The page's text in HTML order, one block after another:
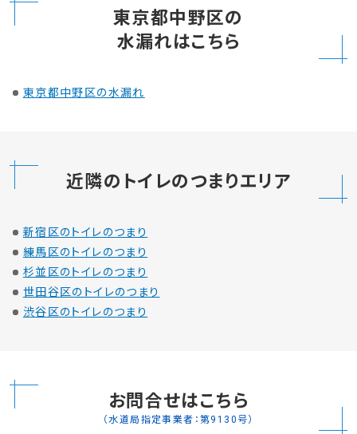
東京都中野区の
水漏れはこちら
東京都中野区の水漏れ
近隣のトイレのつまりエリア
新宿区のトイレのつまり
練馬区のトイレのつまり
杉並区のトイレのつまり
世田谷区のトイレのつまり
渋谷区のトイレのつまり
お問合せはこちら
（水道局指定事業者：第9130号）